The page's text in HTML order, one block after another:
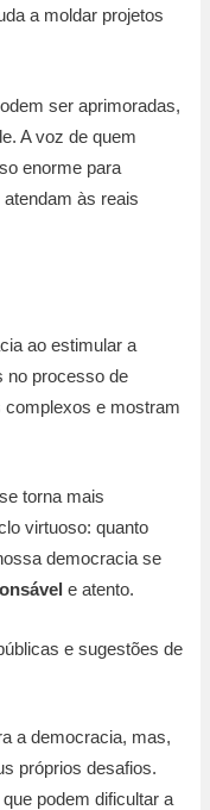
a moldar projetos
ser aprimoradas,
A voz de quem
enorme para
às reais
ao estimular a
no processo de
e mostram
torna mais
virtuoso: quanto
democracia se
e atento.
e sugestões de
a democracia, mas,
próprios desafios.
podem dificultar a